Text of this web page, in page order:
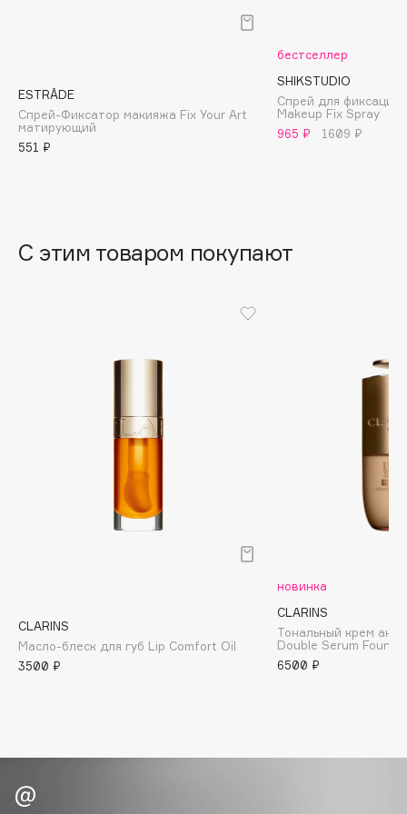
Balmain Hair Couture
Banderas
Basicare
Beautyblades
НОВИНКА
Brunello Cucinelli
Bvlgari
ESTRÂDE
Спрей-Фиксатор макияжа Fix Your Art
матирующий
551 ₽
бестселлер
SHIKSTUDIO
Спрей для фиксации
Makeup Fix Spray
965 ₽
1609 ₽
С этим товаром покупают
CLARINS
Масло-блеск для губ Lip Comfort Oil
3500 ₽
новинка
CLARINS
Тональный крем
Double Serum
6500 ₽